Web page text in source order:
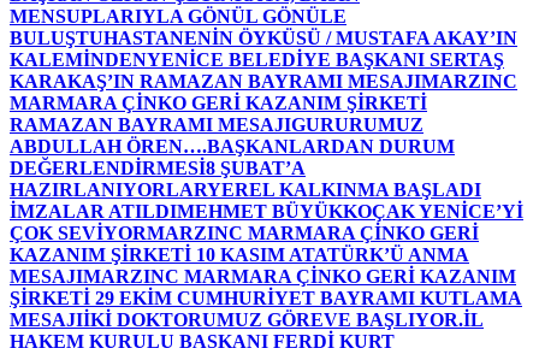
MENSUPLARIYLA GÖNÜL GÖNÜLE
BULUŞTUHASTANENİN ÖYKÜSÜ / MUSTAFA AKAY’IN
KALEMİNDENYENİCE BELEDİYE BAŞKANI SERTAŞ
KARAKAŞ’IN RAMAZAN BAYRAMI MESAJIMARZINC
MARMARA ÇİNKO GERİ KAZANIM ŞİRKETİ
RAMAZAN BAYRAMI MESAJIGURURUMUZ
ABDULLAH ÖREN….BAŞKANLARDAN DURUM
DEĞERLENDİRMESİ8 ŞUBAT’A
HAZIRLANIYORLARYEREL KALKINMA BAŞLADI
İMZALAR ATILDIMEHMET BÜYÜKKOÇAK YENİCE’Yİ
ÇOK SEVİYORMARZINC MARMARA ÇİNKO GERİ
KAZANIM ŞİRKETİ 10 KASIM ATATÜRK’Ü ANMA
MESAJIMARZINC MARMARA ÇİNKO GERİ KAZANIM
ŞİRKETİ 29 EKİM CUMHURİYET BAYRAMI KUTLAMA
MESAJIİKİ DOKTORUMUZ GÖREVE BAŞLIYOR.İL
HAKEM KURULU BAŞKANI FERDİ KURT